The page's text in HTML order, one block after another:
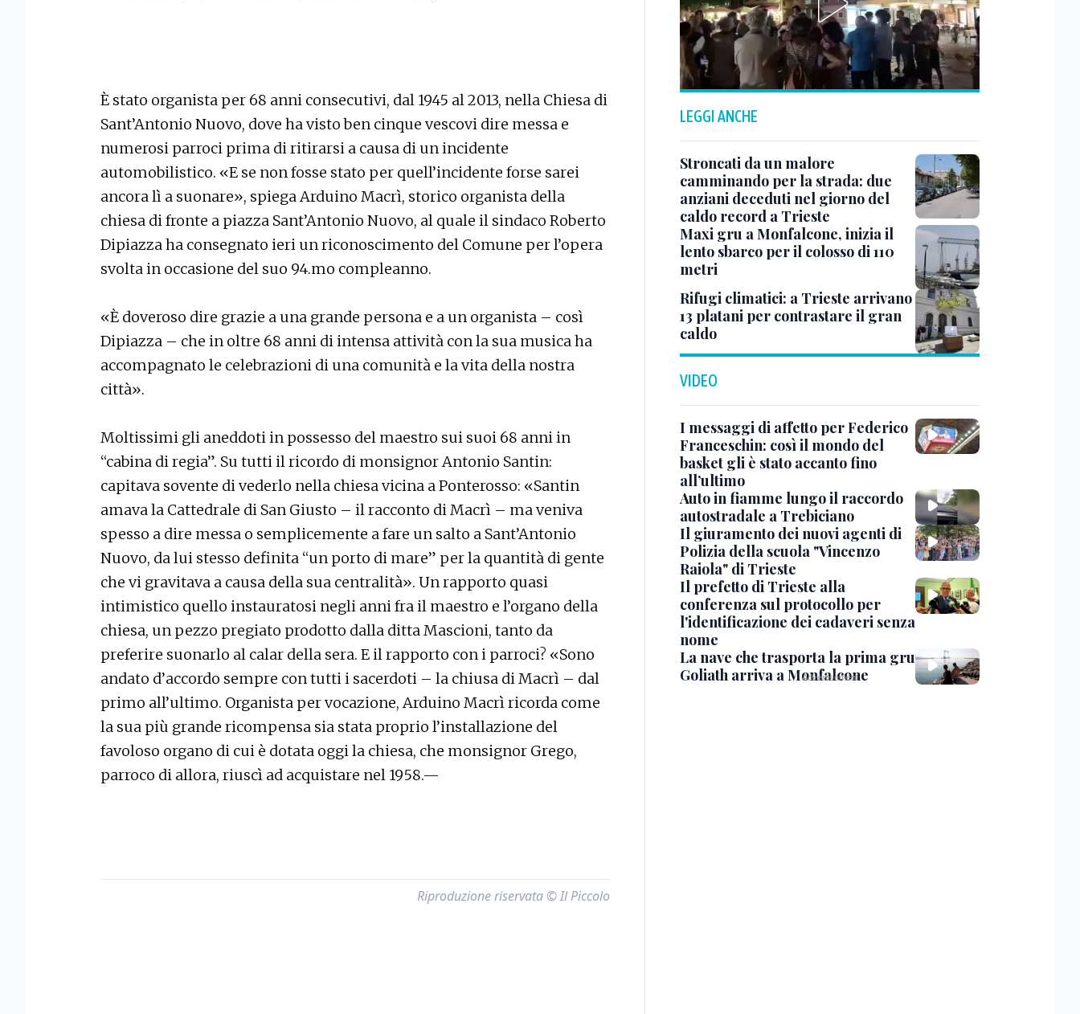
È stato organista per 68 anni consecutivi, dal 1945 al 2013, nella Chiesa di
Sant’Antonio Nuovo, dove ha visto ben cinque vescovi dire messa e
numerosi parroci prima di ritirarsi a causa di un incidente
automobilistico. «E se non fosse stato per quell’incidente forse sarei
ancora lì a suonare», spiega Arduino Macrì, storico organista della
chiesa di fronte a piazza Sant’Antonio Nuovo, al quale il sindaco Roberto
Dipiazza ha consegnato ieri un riconoscimento del Comune per l’opera
svolta in occasione del suo 94.mo compleanno.
«È doveroso dire grazie a una grande persona e a un organista – così
Dipiazza – che in oltre 68 anni di intensa attività con la sua musica ha
accompagnato le celebrazioni di una comunità e la vita della nostra
città».
Moltissimi gli aneddoti in possesso del maestro sui suoi 68 anni in
“cabina di regia”. Su tutti il ricordo di monsignor Antonio Santin:
capitava sovente di vederlo nella chiesa vicina a Ponterosso: «Santin
amava la Cattedrale di San Giusto – il racconto di Macrì – ma veniva
spesso a dire messa o semplicemente a fare un salto a Sant’Antonio
Nuovo, da lui stesso definita “un porto di mare” per la quantità di gente
che vi gravitava a causa della sua centralità». Un rapporto quasi
intimistico quello instauratosi negli anni fra il maestro e l’organo della
chiesa, un pezzo pregiato prodotto dalla ditta Mascioni, tanto da
preferire suonarlo al calar della sera. E il rapporto con i parroci? «Sono
andato d’accordo sempre con tutti i sacerdoti – la chiusa di Macrì – dal
primo all’ultimo. Organista per vocazione, Arduino Macrì ricorda come
la sua più grande ricompensa sia stata proprio l’installazione del
favoloso organo di cui è dotata oggi la chiesa, che monsignor Grego,
parroco di allora, riuscì ad acquistare nel 1958.—
Riproduzione riservata © Il Piccolo
LEGGI ANCHE
Stroncati da un malore
camminando per la strada: due
anziani deceduti nel giorno del
caldo record a Trieste
Maxi gru a Monfalcone, inizia il
lento sbarco per il colosso di 110
metri
Rifugi climatici: a Trieste arrivano
13 platani per contrastare il gran
caldo
VIDEO
I messaggi di affetto per Federico
Franceschin: così il mondo del
basket gli è stato accanto fino
all’ultimo
Auto in fiamme lungo il raccordo
autostradale a Trebiciano
Il giuramento dei nuovi agenti di
Polizia della scuola "Vincenzo
Raiola" di Trieste
Il prefetto di Trieste alla
conferenza sul protocollo per
l'identificazione dei cadaveri senza
nome
La nave che trasporta la prima gru
Goliath arriva a Monfalcone